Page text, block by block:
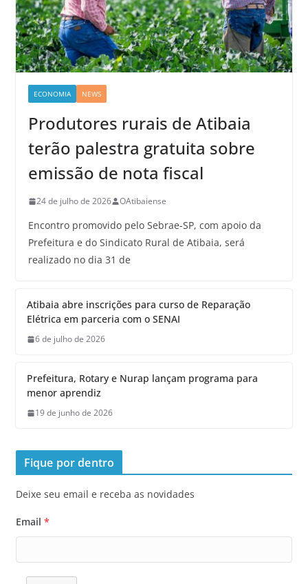
ECONOMIA NEWS
Produtores rurais de Atibaia
terão palestra gratuita sobre
emissão de nota fiscal
24 de julho de 2026 OAtibaiense
Encontro promovido pelo Sebrae-SP, com apoio da
Prefeitura e do Sindicato Rural de Atibaia, será
realizado no dia 31 de
Atibaia abre inscrições para curso de Reparação
Elétrica em parceria com o SENAI
6 de julho de 2026
Prefeitura, Rotary e Nurap lançam programa para
menor aprendiz
19 de junho de 2026
Fique por dentro
Deixe seu email e receba as novidades
Email *